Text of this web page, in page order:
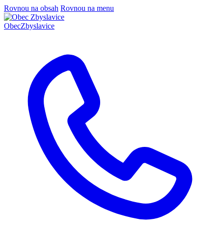
Rovnou na obsah Rovnou na menu
ObecZbyslavice